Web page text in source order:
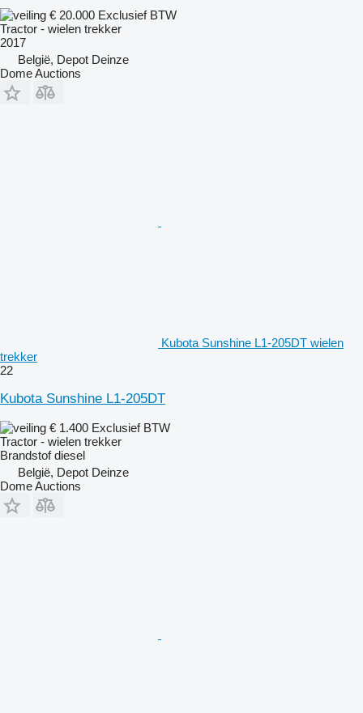
€ 20.000 Exclusief BTW
Tractor - wielen trekker
2017
België, Depot Deinze
Dome Auctions
Kubota Sunshine L1-205DT wielen
trekker
22
Kubota Sunshine L1-205DT
€ 1.400 Exclusief BTW
Tractor - wielen trekker
Brandstof diesel
België, Depot Deinze
Dome Auctions